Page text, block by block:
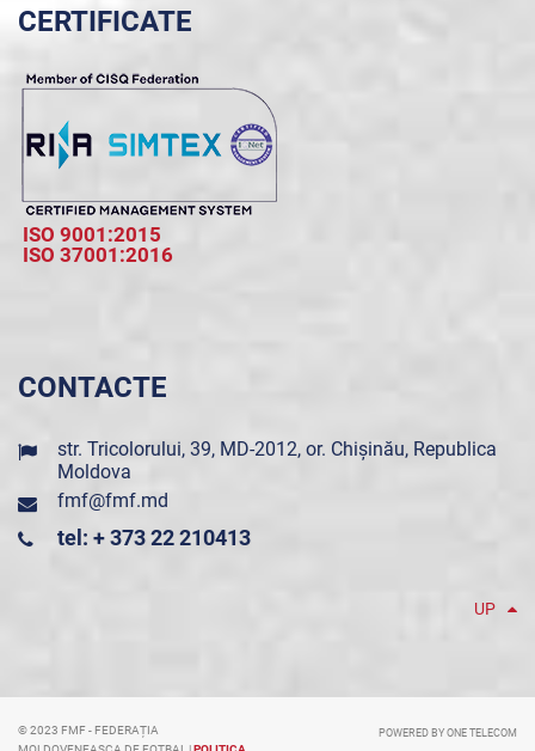
CERTIFICATE
ISO 9001:2015
ISO 37001:2016
CONTACTE
str. Tricolorului, 39, MD-2012, or. Chișinău, Republica
Moldova
fmf@fmf.md
tel: + 373 22 210413
UP
© 2023 FMF - FEDERAȚIA
POWERED BY ONE TELECOM